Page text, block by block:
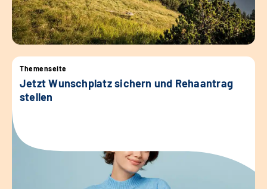
Themenseite
Jetzt Wunschplatz sichern und Rehaantrag
stellen